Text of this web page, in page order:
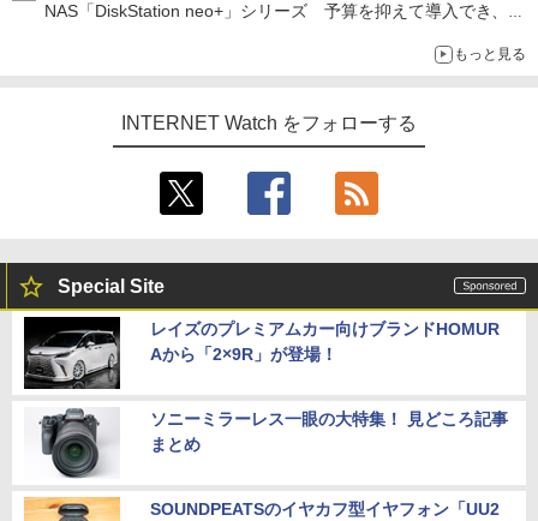
NAS「DiskStation neo+」シリーズ 予算を抑えて導入でき、
もっと見る
INTERNET Watch をフォローする
Special Site
レイズのプレミアムカー向けブランドHOMUR
Aから「2×9R」が登場！
ソニーミラーレス一眼の大特集！ 見どころ記事
まとめ
SOUNDPEATSのイヤカフ型イヤフォン「UU2